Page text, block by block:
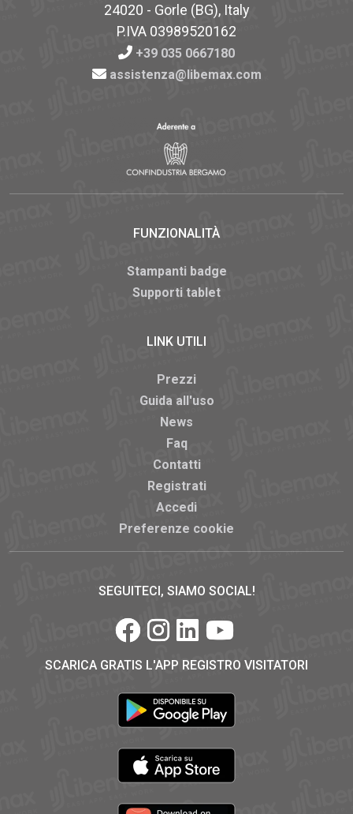
24020 - Gorle (BG), Italy
P.IVA 03989520162
+39 035 0667180
assistenza@libemax.com
FUNZIONALITÀ
Stampanti badge
Supporti tablet
LINK UTILI
Prezzi
Guida all'uso
News
Faq
Contatti
Registrati
Accedi
Preferenze cookie
SEGUITECI, SIAMO SOCIAL!
SCARICA GRATIS L'APP REGISTRO VISITATORI